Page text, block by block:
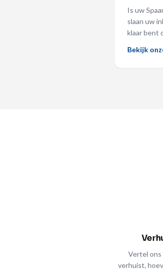
Is uw
slaan uw
klaar bent
Bekijk
Vertel ons
verhuist,